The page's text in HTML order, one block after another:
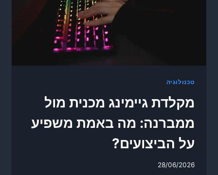
טכנולוגיה
מקלדת גיימינג מכנית מול
ממברנה: מה באמת משפיע
על הביצועים?
28/06/2026